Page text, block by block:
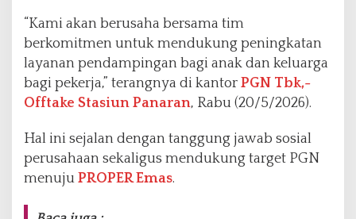
“Kami akan berusaha bersama tim
berkomitmen untuk mendukung peningkatan
layanan pendampingan bagi anak dan keluarga
bagi pekerja,” terangnya di kantor PGN Tbk,-
Offtake Stasiun Panaran, Rabu (20/5/2026).
Hal ini sejalan dengan tanggung jawab sosial
perusahaan sekaligus mendukung target PGN
menuju PROPER Emas.